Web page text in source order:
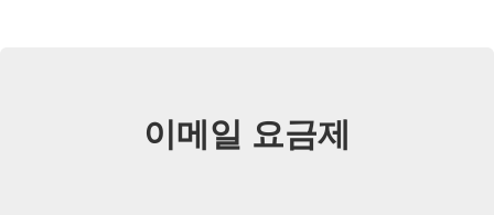
이메일 요금제